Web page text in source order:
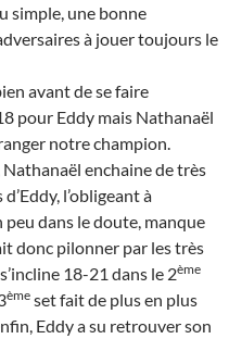
simple, une bonne
à jouer toujours le
avant de se faire
pour Eddy mais Nathanaël
notre champion.
Nathanaël enchaine de très
l’obligeant à
dans le doute, manque
donc pilonner par les très
18-21 dans le 2ème
ème set fait de plus en plus
Eddy a su retrouver son